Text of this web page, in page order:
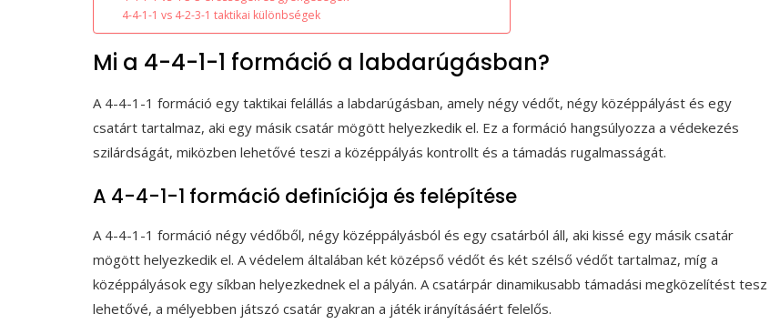
4-4-1-1 vs 4-2-3-1 taktikai különbségek
Mi a 4-4-1-1 formáció a labdarúgásban?
A 4-4-1-1 formáció egy taktikai felállás a labdarúgásban, amely négy védőt, négy középpályást és egy
csatárt tartalmaz, aki egy másik csatár mögött helyezkedik el. Ez a formáció hangsúlyozza a védekezés
szilárdságát, miközben lehetővé teszi a középpályás kontrollt és a támadás rugalmasságát.
A 4-4-1-1 formáció definíciója és felépítése
A 4-4-1-1 formáció négy védőből, négy középpályásból és egy csatárból áll, aki kissé egy másik csatár
mögött helyezkedik el. A védelem általában két középső védőt és két szélső védőt tartalmaz, míg a
középpályások egy síkban helyezkednek el a pályán. A csatárpár dinamikusabb támadási megközelítést tesz
lehetővé, a mélyebben játszó csatár gyakran a játék irányításáért felelős.